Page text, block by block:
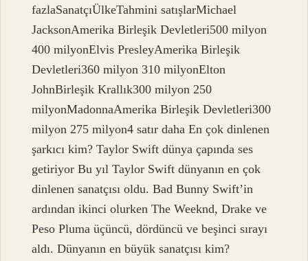
fazlaSanatçıÜlkeTahmini satışlarMichael
JacksonAmerika Birleşik Devletleri500 milyon
400 milyonElvis PresleyAmerika Birleşik
Devletleri360 milyon 310 milyonElton
JohnBirleşik Krallık300 milyon 250
milyonMadonnaAmerika Birleşik Devletleri300
milyon 275 milyon4 satır daha En çok dinlenen
şarkıcı kim? Taylor Swift dünya çapında ses
getiriyor Bu yıl Taylor Swift dünyanın en çok
dinlenen sanatçısı oldu. Bad Bunny Swift’in
ardından ikinci olurken The Weeknd, Drake ve
Peso Pluma üçüncü, dördüncü ve beşinci sırayı
aldı. Dünyanın en büyük sanatçısı kim?